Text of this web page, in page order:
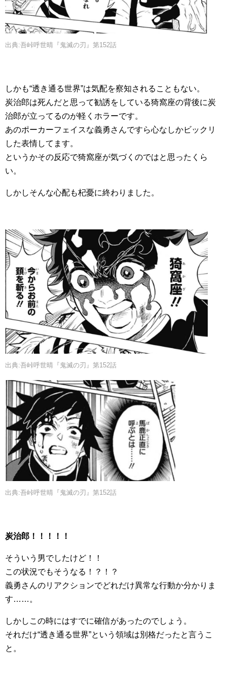
出典:吾峠呼世晴『鬼滅の刃』第152話
しかも“透き通る世界”は気配を察知されることもない。
炭治郎は死んだと思って勧誘をしている猗窩座の背後に炭
治郎が立ってるのが軽くホラーです。
あのポーカーフェイスな義勇さんですら心なしかビックリ
した表情してます。
というかその反応で猗窩座が気づくのではと思ったくら
い。
しかしそんな心配も杞憂に終わりました。
出典:吾峠呼世晴『鬼滅の刃』第152話
出典:吾峠呼世晴『鬼滅の刃』第152話
炭治郎！！！！！
そういう男でしたけど！！
この状況でもそうなる！？！？
義勇さんのリアクションでどれだけ異常な行動か分かりま
す……。
しかしこの時にはすでに確信があったのでしょう。
それだけ“透き通る世界”という領域は別格だったと言うこ
と。